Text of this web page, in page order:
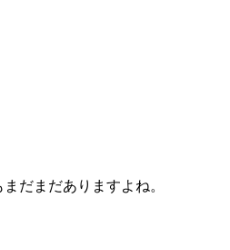
だまだありますよね。